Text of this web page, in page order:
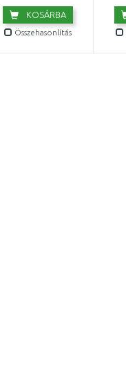
KOSÁRBA
Összehasonlítás